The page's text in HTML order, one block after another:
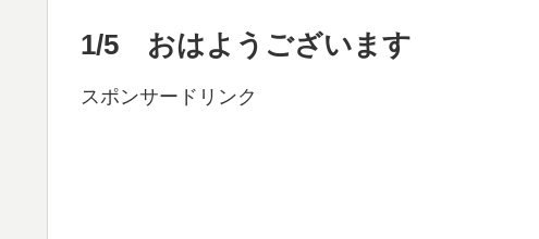
1/5 おはようございます
スポンサードリンク